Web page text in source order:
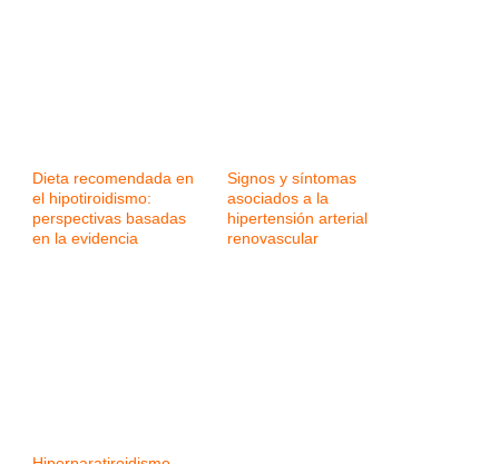
Dieta recomendada en
el hipotiroidismo:
perspectivas basadas
en la evidencia
Signos y síntomas
asociados a la
hipertensión arterial
renovascular